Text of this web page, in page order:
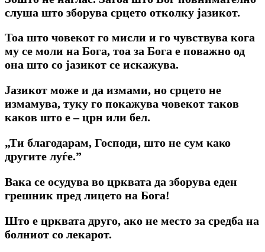
cлуша што зборува срцето отколку јазикот.
Тоа што човекот го мисли и го чувствува кога
му се моли на Бога, тоа за Бога е поважно од
она што co јазикот се искажува.
Јазикот може и да измами, но срцето не
измамува, туку го покажува човекот таков
каков што е – црн или бел.
„Ти благодарам, Господи, што не сум κаκο
другите луѓе.”
Вака се осудува во црквата да зборува еден
грешник пред лицето на Бога!
Што е црквата друго, ако не место за средба на
болниот co лекарот.